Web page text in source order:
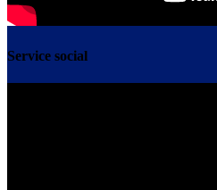
Service social